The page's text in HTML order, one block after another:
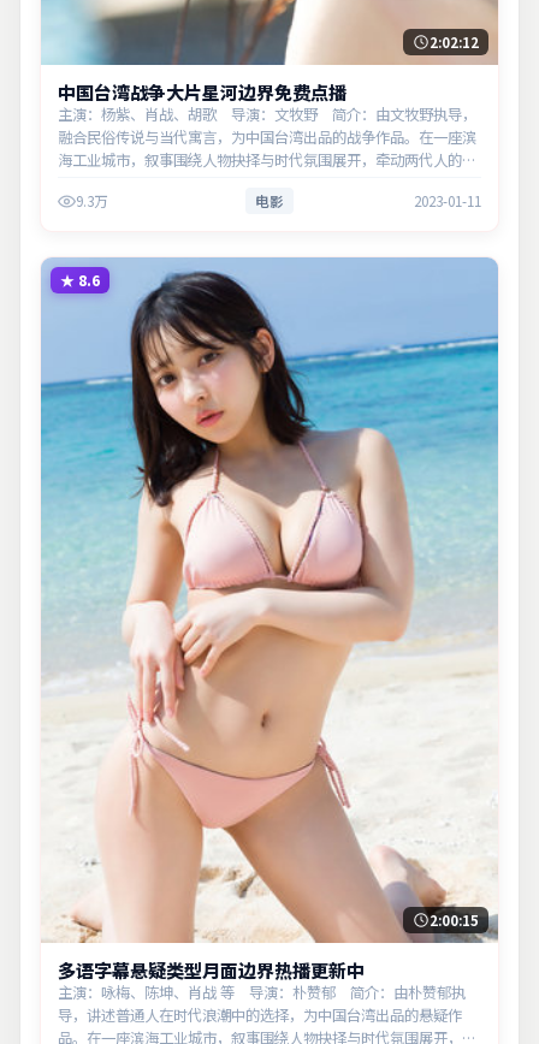
2:02:12
中国台湾战争大片星河边界免费点播
主演：杨紫、肖战、胡歌 导演：文牧野 简介：由文牧野执导，
融合民俗传说与当代寓言，为中国台湾出品的战争作品。在一座滨
海工业城市，叙事围绕人物抉择与时代氛围展开，牵动两代人的心
义。9.3万 电影 2023-01-11
★ 8.6
2:00:15
多语字幕悬疑类型月面边界热播更新中
主演：咏梅、陈坤、肖战 等 导演：朴赞郁 简介：由朴赞郁执
导，讲述普通人在时代浪潮中的选择，为中国台湾出品的悬疑作
品。在一座滨海工业城市，叙事围绕人物抉择与时代氛围展开，留